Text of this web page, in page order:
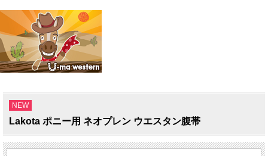
NEW
Lakota ポニー用 ネオプレン ウエスタン腹帯